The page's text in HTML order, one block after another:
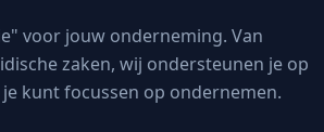
voor jouw onderneming. Van
zaken, wij ondersteunen je op
kunt focussen op ondernemen.